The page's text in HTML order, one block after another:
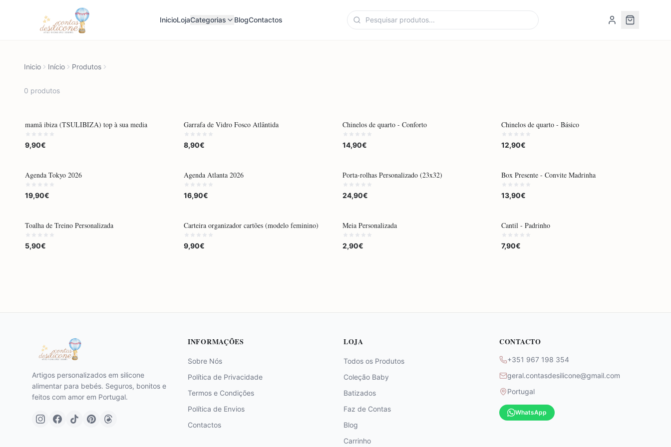
InicioLojaCategorias BlogContactos
Inicio Início Produtos
0 produtos
mamã ibiza (TSULIBIZA) top à sua media
9,90€
Garrafa de Vidro Fosco Atlântida
8,90€
Chinelos de quarto - Conforto
14,90€
Chinelos de quarto - Básico
12,90€
Agenda Tokyo 2026
19,90€
Agenda Atlanta 2026
16,90€
Porta-rolhas Personalizado (23x32)
24,90€
Box Presente - Convite Madrinha
13,90€
Toalha de Treino Personalizada
5,90€
Carteira organizador cartões (modelo feminino)
9,90€
Meia Personalizada
2,90€
Cantil - Padrinho
7,90€
Artigos personalizados em silicone
alimentar para bebés. Seguros, bonitos e
feitos com amor em Portugal.
INFORMAÇÕES
Sobre Nós
Política de Privacidade
Termos e Condições
Política de Envios
Contactos
LOJA
Todos os Produtos
Coleção Baby
Batizados
Faz de Contas
Blog
Carrinho
CONTACTO
+351 967 198 354
geral.contasdesilicone@gmail.com
Portugal
WhatsApp